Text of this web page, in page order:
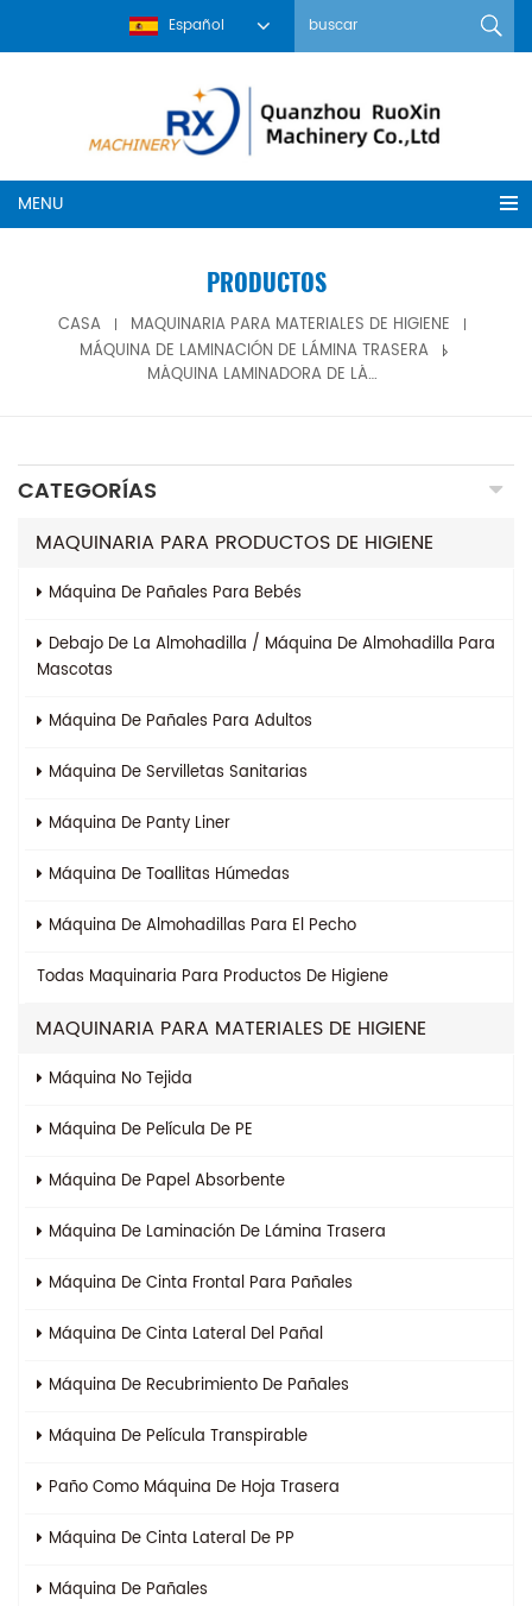
Español
MENU
PRODUCTOS
CASA
MAQUINARIA PARA MATERIALES DE HIGIENE
MÁQUINA DE LAMINACIÓN DE LÁMINA TRASERA
MÁQUINA LAMINADORA DE LÁMINA POSTERIOR DE PAÑALES DE ANCHO COMPLETO DE FUSIÓN EN CALIENTE
CATEGORÍAS
MAQUINARIA PARA PRODUCTOS DE HIGIENE
Máquina De Pañales Para Bebés
Debajo De La Almohadilla / Máquina De Almohadilla Para
Mascotas
Máquina De Pañales Para Adultos
Máquina De Servilletas Sanitarias
Máquina De Panty Liner
Máquina De Toallitas Húmedas
Máquina De Almohadillas Para El Pecho
Todas Maquinaria Para Productos De Higiene
MAQUINARIA PARA MATERIALES DE HIGIENE
Máquina No Tejida
Máquina De Película De PE
Máquina De Papel Absorbente
Máquina De Laminación De Lámina Trasera
Máquina De Cinta Frontal Para Pañales
Máquina De Cinta Lateral Del Pañal
Máquina De Recubrimiento De Pañales
Máquina De Película Transpirable
Paño Como Máquina De Hoja Trasera
Máquina De Cinta Lateral De PP
Máquina De Pañales